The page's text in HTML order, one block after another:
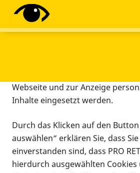
Diese Webseite setzt
Tracking-Tools ein. Dies
Webseite und zur Anzeige
Inhalte eingesetzt werden.
Durch das Klicken auf den Button
auswählen“ erklären Sie, dass
einverstanden sind, dass PRO
hierdurch ausgewählten Cookies